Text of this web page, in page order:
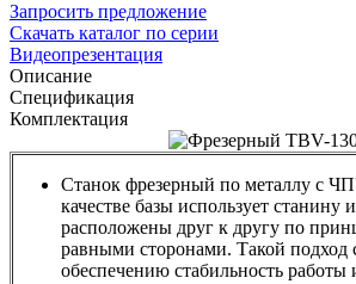
Запросить предложение
Скачать каталог по серии
Видеопрезентация
Описание
Спецификация
Комплектация
Станок фрезерный по металлу с
качестве базы использует станину
расположены друг к другу по
равными сторонами. Такой подход
обеспечению стабильность работы